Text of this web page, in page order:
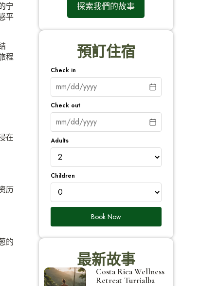
宁
平
程
在
历
的
探索我們的故事
預訂住宿
Check in
Check out
Adults
Children
Book Now
最新故事
Costa Rica Wellness
Retreat Turrialba